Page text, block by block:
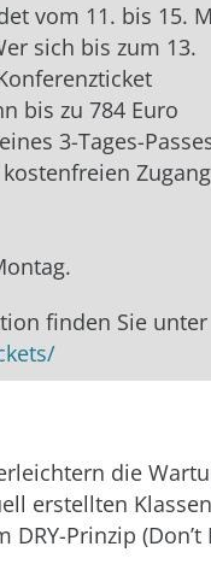
vom 11. bis 15.
sich bis zum 13.
bis zu 784 Euro
3-Tages-
Zugang
finden Sie unter
die
erstellten
DRY-Prinzip